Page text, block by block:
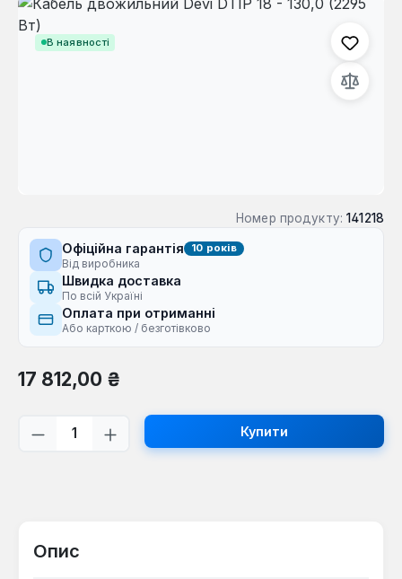
В наявності
Номер продукту: 141218
Офіційна гарантія 10 років
Від виробника
Швидка доставка
По всій Україні
Оплата при отриманні
Або карткою / безготівково
Звичайна ціна:
17 812,00 ₴
Кількість товару: Введіть потрібну
Купити
Опис